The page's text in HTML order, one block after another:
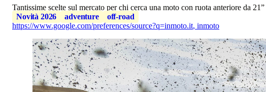
Tantissime scelte sul mercato per chi cerca una moto con ruota anteriore da
Novità 2026
adventure
off-road
https://www.google.com/preferences/source?q=inmoto.it, inmoto